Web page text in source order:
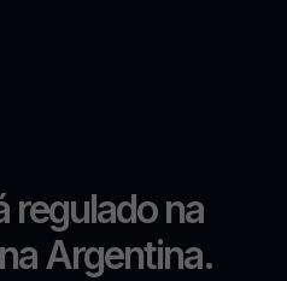
regulado na
Argentina.